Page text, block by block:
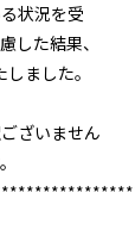
状況を受
した結果、
ました。
ざいません